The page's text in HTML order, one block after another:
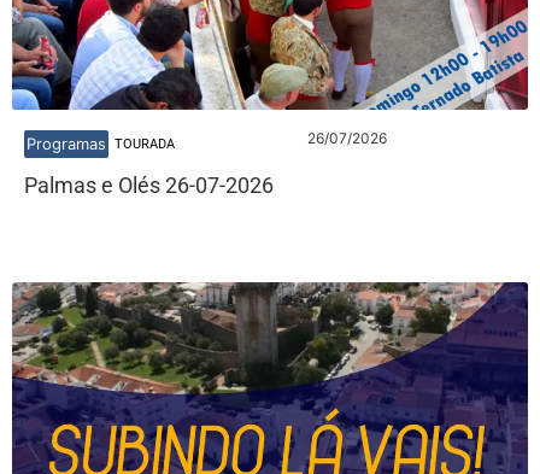
Programas TOURADA 26/07/2026
Palmas e Olés 26-07-2026